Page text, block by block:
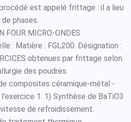
est appelé frittage : il a lieu
phases.
FOUR MICRO-ONDES
: Matière : FGL200. Désignation :
obtenues par frittage selon
des poudres.
composites céramique-métal -
1. 1) Synthèse de BaTiO3
de refroidissement.